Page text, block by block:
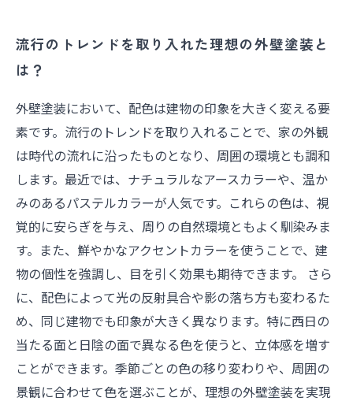
流行のトレンドを取り入れた理想の外壁塗装と
は？
外壁塗装において、配色は建物の印象を大きく変える要
素です。流行のトレンドを取り入れることで、家の外観
は時代の流れに沿ったものとなり、周囲の環境とも調和
します。最近では、ナチュラルなアースカラーや、温か
みのあるパステルカラーが人気です。これらの色は、視
覚的に安らぎを与え、周りの自然環境ともよく馴染みま
す。また、鮮やかなアクセントカラーを使うことで、建
物の個性を強調し、目を引く効果も期待できます。 さら
に、配色によって光の反射具合や影の落ち方も変わるた
め、同じ建物でも印象が大きく異なります。特に西日の
当たる面と日陰の面で異なる色を使うと、立体感を増す
ことができます。季節ごとの色の移り変わりや、周囲の
景観に合わせて色を選ぶことが、理想の外壁塗装を実現